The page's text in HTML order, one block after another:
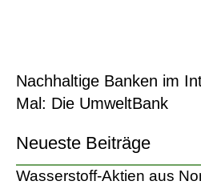
Nachhaltige Banken im
Mal: Die UmweltBank
Neueste Beiträge
Wasserstoff-Aktien aus